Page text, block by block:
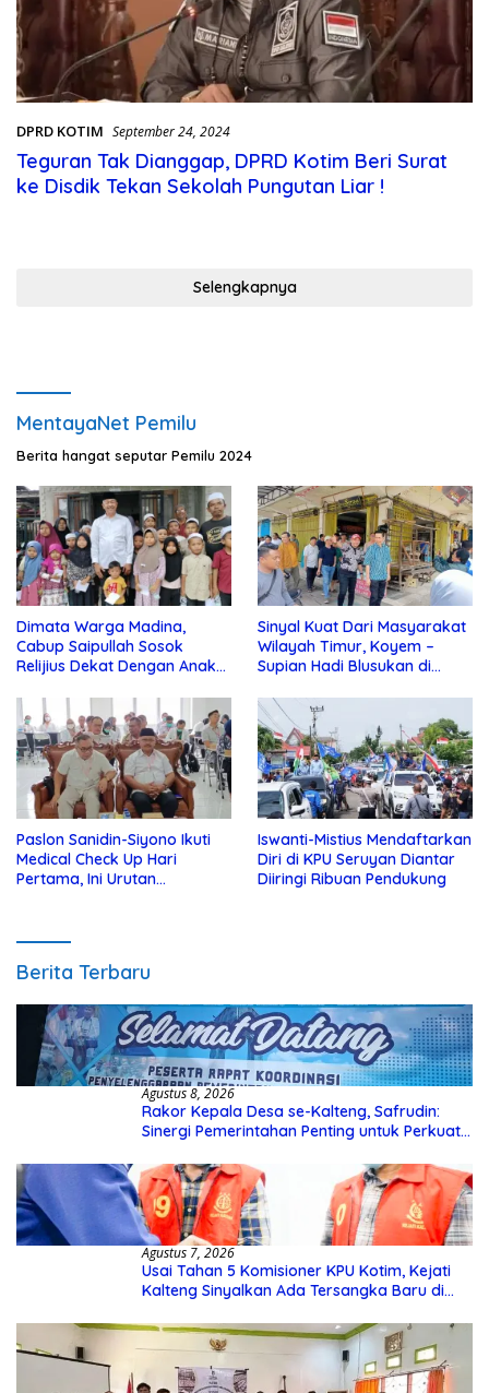
DPRD KOTIM September 24, 2024
Teguran Tak Dianggap, DPRD Kotim Beri Surat
ke Disdik Tekan Sekolah Pungutan Liar !
Selengkapnya
MentayaNet Pemilu
Berita hangat seputar Pemilu 2024
Dimata Warga Madina,
Cabup Saipullah Sosok
Relijius Dekat Dengan Anak
Sinyal Kuat Dari Masyarakat
Wilayah Timur, Koyem –
Supian Hadi Blusukan di
Paslon Sanidin-Siyono Ikuti
Medical Check Up Hari
Pertama, Ini Urutan
Iswanti-Mistius Mendaftarkan
Diri di KPU Seruyan Diantar
Diiringi Ribuan Pendukung
Berita Terbaru
Agustus 8, 2026
Rakor Kepala Desa se-Kalteng, Safrudin:
Sinergi Pemerintahan Penting untuk Perkuat
Agustus 7, 2026
Usai Tahan 5 Komisioner KPU Kotim, Kejati
Kalteng Sinyalkan Ada Tersangka Baru di